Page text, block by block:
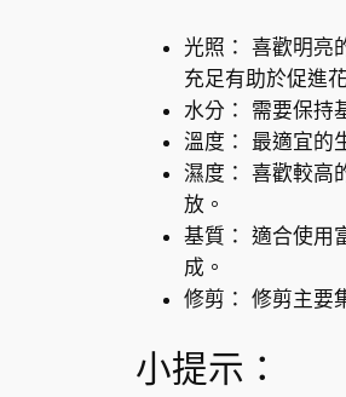
光照： 喜歡明亮
充足有助於促進
水分： 需要保持
溫度： 最適宜的
濕度： 喜歡較高
放。
基質： 適合使用
成。
修剪： 修剪主要
小提示：